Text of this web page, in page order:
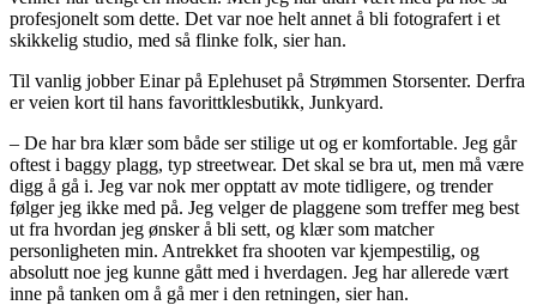
profesjonelt som dette. Det var noe helt annet å bli fotografert i et
skikkelig studio, med så flinke folk, sier han.
Til vanlig jobber Einar på Eplehuset på Strømmen Storsenter. Derfra
er veien kort til hans favorittklesbutikk, Junkyard.
– De har bra klær som både ser stilige ut og er komfortable. Jeg går
oftest i baggy plagg, typ streetwear. Det skal se bra ut, men må være
digg å gå i. Jeg var nok mer opptatt av mote tidligere, og trender
følger jeg ikke med på. Jeg velger de plaggene som treffer meg best
ut fra hvordan jeg ønsker å bli sett, og klær som matcher
personligheten min. Antrekket fra shooten var kjempestilig, og
absolutt noe jeg kunne gått med i hverdagen. Jeg har allerede vært
inne på tanken om å gå mer i den retningen, sier han.